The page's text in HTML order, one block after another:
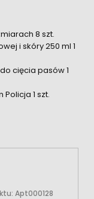
8 szt.
i skóry 250 ml 1
cięcia pasów 1
1 szt.
Apt000128